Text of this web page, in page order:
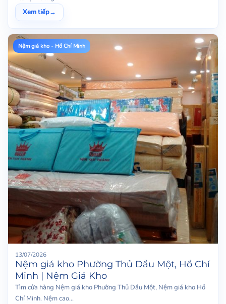
Xem tiếp→
Nệm giá kho - Hồ Chí Minh
13/07/2026
Nệm giá kho Phường Thủ Dầu Một, Hồ Chí
Minh | Nệm Giá Kho
Tìm cửa hàng Nệm giá kho Phường Thủ Dầu Một, Nệm giá kho Hồ
Chí Minh. Nệm cao...